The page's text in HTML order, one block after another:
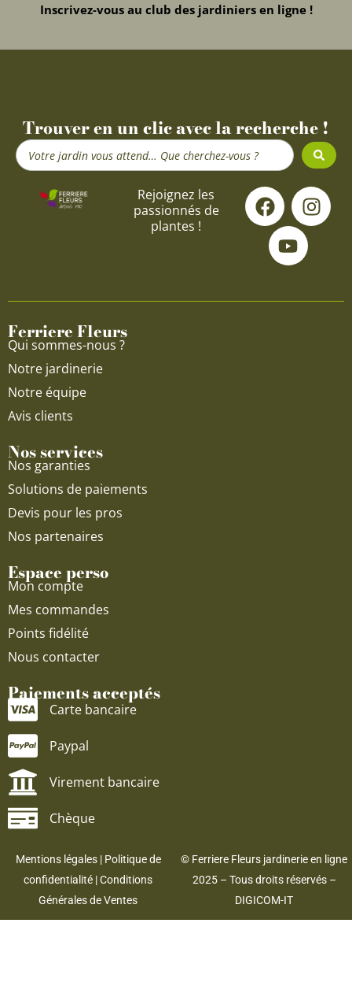
Inscrivez-vous au club des jardiniers en ligne !
Trouver en un clic avec la recherche !
Search
...
Rejoignez les
passionnés de
plantes !
F
a
c
e
o
I
n
s
g
Y
o
u
t
u
b
Ferriere Fleurs
Qui sommes-nous ?
Notre jardinerie
Notre équipe
Avis clients
Nos services
Nos garanties
Solutions de paiements
Devis pour les pros
Nos partenaires
Espace perso
Mon compte
Mes commandes
Points fidélité
Nous contacter
Paiements acceptés
Carte bancaire
Paypal
Virement bancaire
Chèque
Mentions légales| Politique de
confidentialité |Conditions
Générales de Ventes
© Ferriere Fleurs jardinerie en ligne
2025 – Tous droits réservés –
DIGICOM-IT